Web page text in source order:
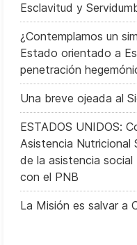
Esclavitud y
¿Contemplamos un
Estado orientado a
penetración
Una breve ojeada al
ESTADOS UNIDOS:
Asistencia Nutricional
de la asistencia social
con el PNB
La Misión es salvar a